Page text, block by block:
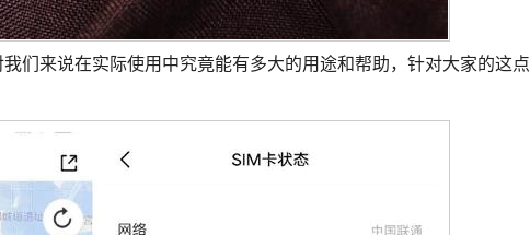
们来说在实际使用中究竟能有多大的用途和帮助，针对大家的这点